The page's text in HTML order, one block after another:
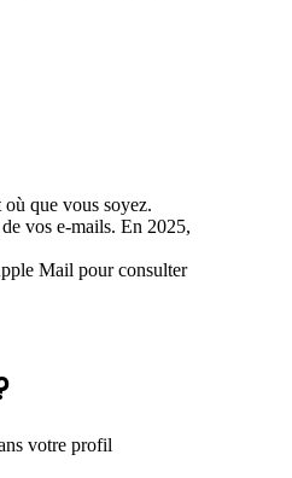
que vous soyez.
vos e-mails. En 2025,
Mail pour consulter
votre profil